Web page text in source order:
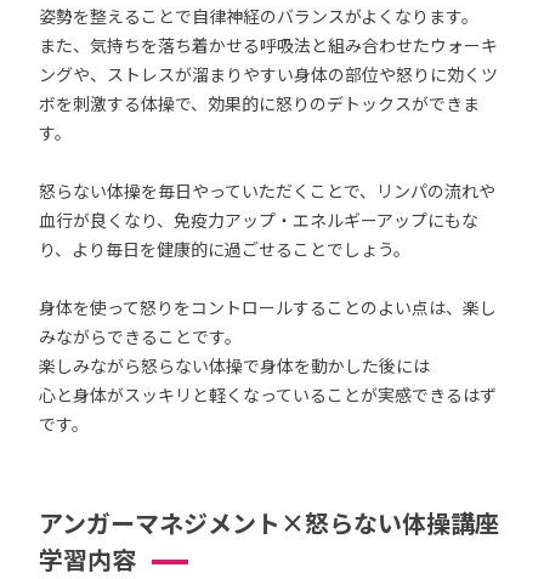
姿勢を整えることで自律神経のバランスがよくなります。
また、気持ちを落ち着かせる呼吸法と組み合わせたウォーキ
ングや、ストレスが溜まりやすい身体の部位や怒りに効くツ
ボを刺激する体操で、効果的に怒りのデトックスができま
す。
怒らない体操を毎日やっていただくことで、リンパの流れや
血行が良くなり、免疫力アップ・エネルギーアップにもな
り、より毎日を健康的に過ごせることでしょう。
身体を使って怒りをコントロールすることのよい点は、楽し
みながらできることです。
楽しみながら怒らない体操で身体を動かした後には
心と身体がスッキリと軽くなっていることが実感できるはず
です。
アンガーマネジメント×怒らない体操講座
学習内容